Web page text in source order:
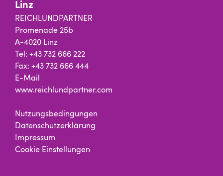
Linz
REICHLUNDPARTNER
Promenade 25b
A-4020 Linz
Tel: +43 732 666 222
Fax: +43 732 666 444
E-Mail
www.reichlundpartner.com
Nutzungsbedingungen
Datenschutzerklärung
Impressum
Cookie Einstellungen